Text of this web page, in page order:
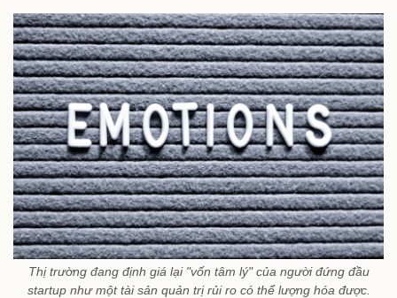
Thị trường đang định giá lại "vốn tâm lý" của người đứng đầu
startup như một tài sản quản trị rủi ro có thể lượng hóa được.